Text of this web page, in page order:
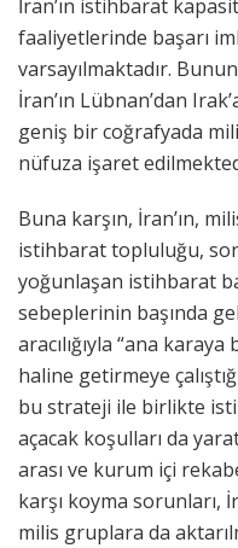
İran’ın istihbarat
faaliyetlerinde başarı
varsayılmaktadır.
İran’ın Lübnan’dan
geniş bir coğrafyada
nüfuza işaret
Buna karşın, İran’ın,
istihbarat topluluğu,
yoğunlaşan istihbarat
sebeplerinin başında
aracılığıyla “ana
haline getirmeye
bu strateji ile birlikte
açacak koşulları da
arası ve kurum içi
karşı koyma sorunları,
milis gruplara da